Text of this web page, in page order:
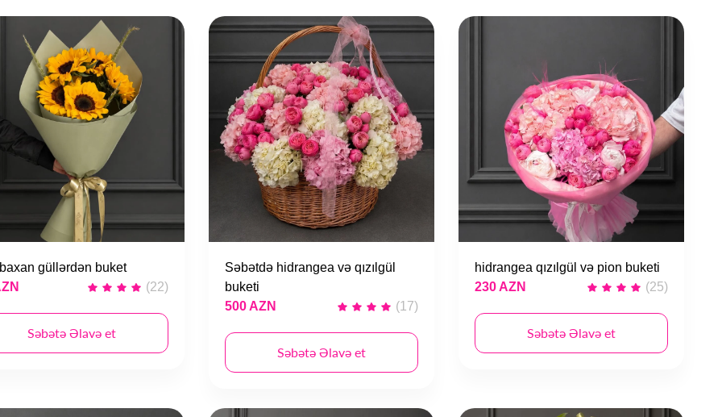
güllərdən buket
(22)
Səbətə Əlavə et
Səbətdə hidrangea və qızılgül
buketi
500 AZN
(17)
Səbətə Əlavə et
hidrangea qızılgül və pion buketi
230 AZN
(25)
Səbətə Əlavə et